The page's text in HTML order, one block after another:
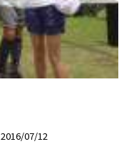
2016/07/12